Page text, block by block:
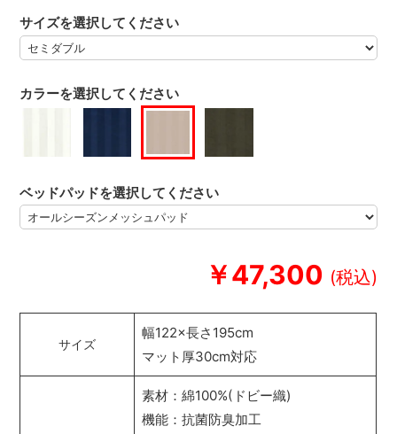
￥47,300
カラーを選択してください
サイズを選択してください
ベッドパッドを選択してください
サイズ
幅122×長さ195cm
マット厚30cm対応
素材：綿100%(ドビー織)
機能：抗菌防臭加工